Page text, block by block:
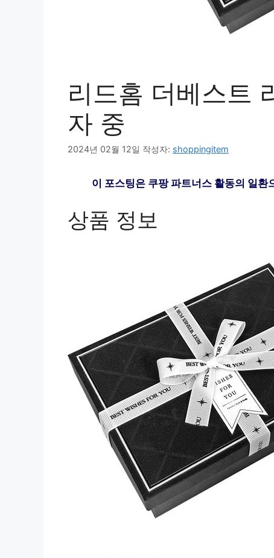
리드홈 더베스트
자 중
2024년 02월 12일 작성자: shoppingitem
이 포스팅은 쿠팡 파트너스 활동의 일
상품 정보